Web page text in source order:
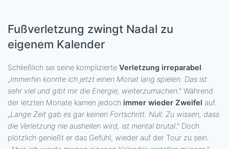
Fußverletzung zwingt Nadal zu
eigenem Kalender
Schließlich sei seine komplizierte Verletzung irreparabel.
„Immerhin konnte ich jetzt einen Monat lang spielen. Das ist
sehr viel und gibt mir die Energie, weiterzumachen." Während
der letzten Monate kamen jedoch immer wieder Zweifel auf.
„Lange Zeit gab es gar keinen Fortschritt. Null. Zu wissen, dass
die Verletzung nie ausheilen wird, ist mental brutal." Doch
plötzlich genießt er das Gefühl, wieder auf der Tour zu sein.